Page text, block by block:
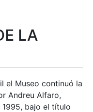
LA
el Museo continuó la
Andreu Alfaro,
1995, bajo el título